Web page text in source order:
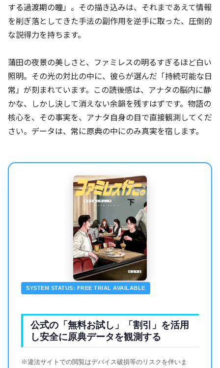
する過渡期の瞳」。その描き込みは、それまであえて情報
を削ぎ落としてきた手法の副作用を逆手に取った、圧倒的
な説得力を持ちます。
蒲田の夜景の美しさと、ファミレスの明るすぎるほど白い
照明。その光の対比の中に、彼らが選んだ「持続可能な日
常」が刻まれています。この読後感は、アナタの脳内に静
かな、しかし決して消えない余韻を残すはずです。物語の
核心を、その事実を、アナタ自身の目で直接観測してくだ
さい。データは、常に原典の中にのみ真実を宿します。
SYSTEM STATUS: FREE TRIAL AVAILABLE
公式の「無料お試し」「割引」を活用
し安全に原典データを観測する
※違法サイトでの閲覧はデバイス破損等のリスクを伴いま